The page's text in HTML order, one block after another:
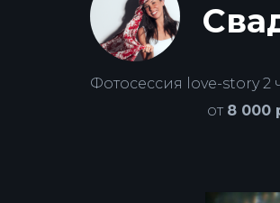
Фотосессия love-story 2
от 8 000